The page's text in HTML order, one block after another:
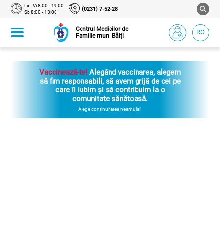
Lu - Vi 8:00 - 19:00
Sb 8:00 - 13:00
(0231) 7-52-28
Centrul Medicilor de
Familie mun. Bălți
RO
Vaccinează-te! Alegând vaccinarea, alegem
să fim responsabili, să avem grijă de cei pe
care îi iubim și să contribuim la o
comunitate sănătoasă.
Alege continuitatea neamului!